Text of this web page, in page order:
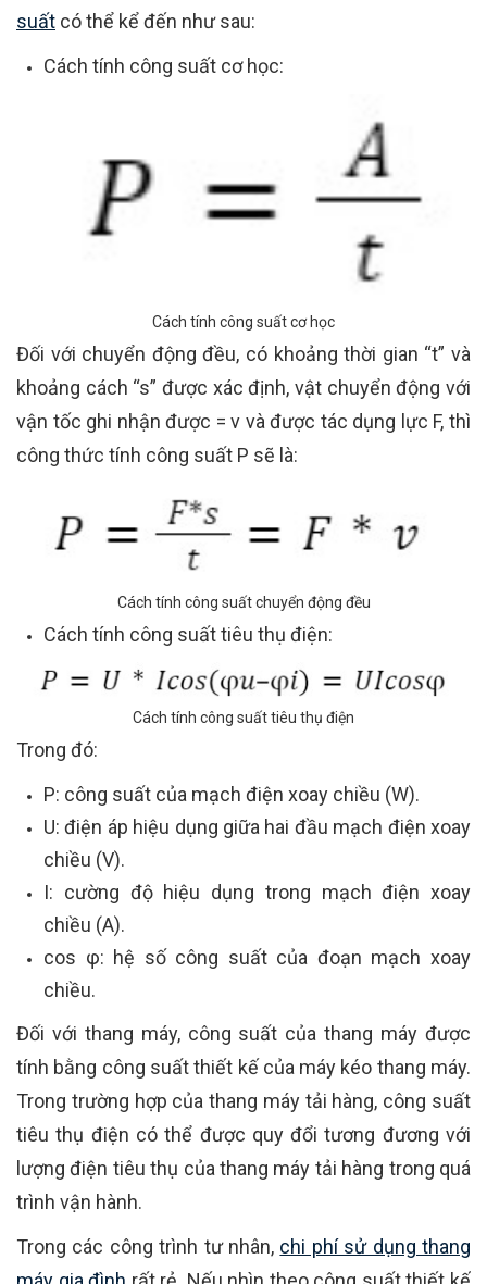
suất có thể kể đến như sau:
Cách tính công suất cơ học:
Cách tính công suất cơ học
Đối với chuyển động đều, có khoảng thời gian “t” và
khoảng cách “s” được xác định, vật chuyển động với
vận tốc ghi nhận được = v và được tác dụng lực F, thì
công thức tính công suất P sẽ là:
Cách tính công suất chuyển động đều
Cách tính công suất tiêu thụ điện:
Cách tính công suất tiêu thụ điện
Trong đó:
P: công suất của mạch điện xoay chiều (W).
U: điện áp hiệu dụng giữa hai đầu mạch điện xoay
chiều (V).
I: cường độ hiệu dụng trong mạch điện xoay
chiều (A).
cos φ: hệ số công suất của đoạn mạch xoay
chiều.
Đối với thang máy, công suất của thang máy được
tính bằng công suất thiết kế của máy kéo thang máy.
Trong trường hợp của thang máy tải hàng, công suất
tiêu thụ điện có thể được quy đổi tương đương với
lượng điện tiêu thụ của thang máy tải hàng trong quá
trình vận hành.
Trong các công trình tư nhân, chi phí sử dụng thang